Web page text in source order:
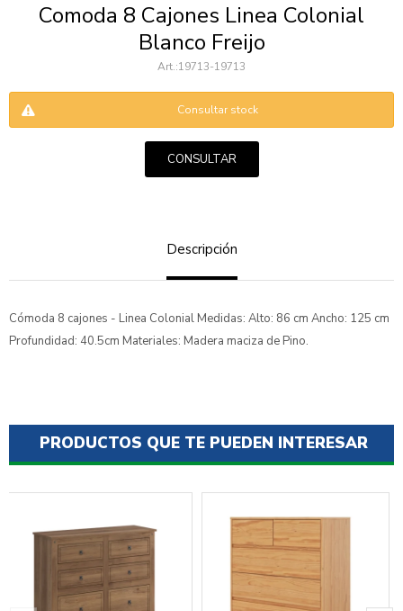
Comoda 8 Cajones Linea Colonial
Blanco Freijo
19713-19713
Consultar stock
CONSULTAR
Descripción
Cómoda 8 cajones - Linea Colonial Medidas: Alto: 86 cm Ancho: 125 cm
Profundidad: 40.5cm Materiales: Madera maciza de Pino.
PRODUCTOS QUE TE PUEDEN INTERESAR
Mensaje